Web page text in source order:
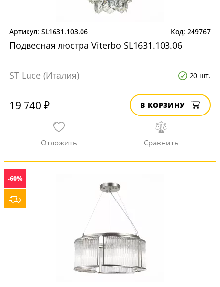
SL1631.103.06 249767
Подвесная люстра Viterbo SL1631.103.06
ST Luce (Италия) 20 шт.
19 740 ₽ В КОРЗИНУ
-60%